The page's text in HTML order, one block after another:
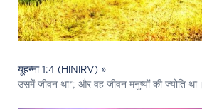
यूहन्ना 1:4 (HINIRV) »
उसमें जीवन था*; और वह जीवन मनुष्यों की ज्योति था।